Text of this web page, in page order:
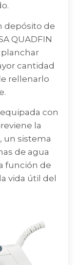
depósito de
QUADFIN
cantidad
rellenarlo
equipada con
la
un sistema
de agua
función de
vida útil del